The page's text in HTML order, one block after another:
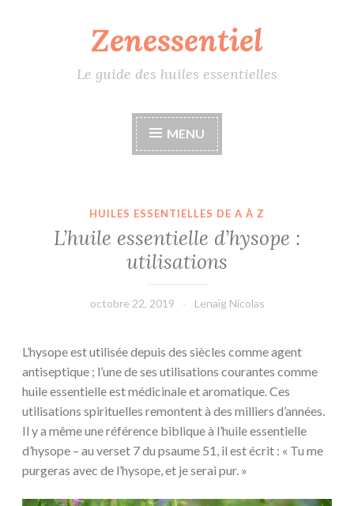
Zenessentiel
Le guide des huiles essentielles
MENU
HUILES ESSENTIELLES DE A À Z
L’huile essentielle d’hysope :
utilisations
octobre 22, 2019 Lenaïg Nicolas
L’hysope est utilisée depuis des siècles comme agent
antiseptique ; l’une de ses utilisations courantes comme
huile essentielle est médicinale et aromatique. Ces
utilisations spirituelles remontent à des milliers d’années.
Il y a même une référence biblique à l’huile essentielle
d’hysope – au verset 7 du psaume 51, il est écrit : « Tu me
purgeras avec de l’hysope, et je serai pur. »